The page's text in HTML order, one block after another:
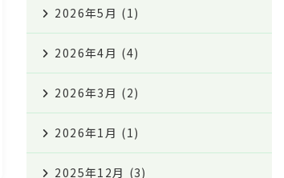
2026年5月 (1)
2026年4月 (4)
2026年3月 (2)
2026年1月 (1)
2025年12月 (3)